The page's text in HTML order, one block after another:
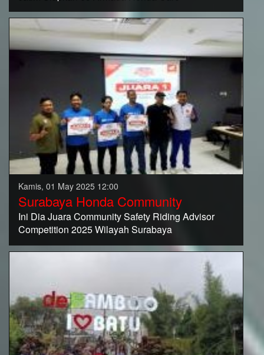
Kamis, 01 May 2025 12:00
Surabaya Honda Community
Ini Dia Juara Community Safety Riding Advisor
Competition 2025 Wilayah Surabaya